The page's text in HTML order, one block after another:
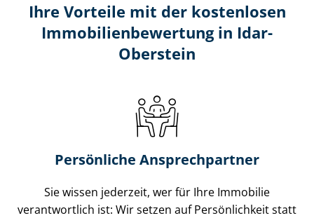
Ihre Vorteile mit der kostenlosen
Im­mo­bi­li­en­be­wer­tung in Idar-
Oberstein
Persönliche Ansprechpartner
Sie wissen jederzeit, wer für Ihre Immobilie
verantwortlich ist: Wir setzen auf Persönlichkeit statt